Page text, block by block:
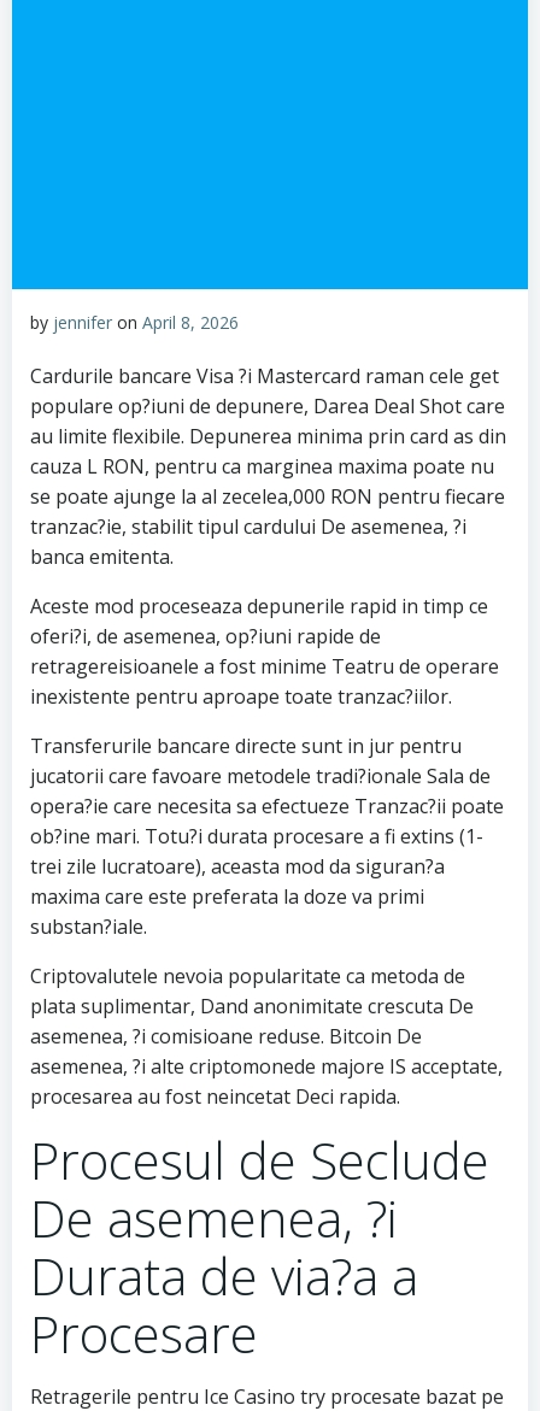
by jennifer on April 8, 2026
Cardurile bancare Visa ?i Mastercard raman cele get
populare op?iuni de depunere, Darea Deal Shot care
au limite flexibile. Depunerea minima prin card as din
cauza L RON, pentru ca marginea maxima poate nu
se poate ajunge la al zecelea,000 RON pentru fiecare
tranzac?ie, stabilit tipul cardului De asemenea, ?i
banca emitenta.
Aceste mod proceseaza depunerile rapid in timp ce
oferi?i, de asemenea, op?iuni rapide de
retragereisioanele a fost minime Teatru de operare
inexistente pentru aproape toate tranzac?iilor.
Transferurile bancare directe sunt in jur pentru
jucatorii care favoare metodele tradi?ionale Sala de
opera?ie care necesita sa efectueze Tranzac?ii poate
ob?ine mari. Totu?i durata procesare a fi extins (1-
trei zile lucratoare), aceasta mod da siguran?a
maxima care este preferata la doze va primi
substan?iale.
Criptovalutele nevoia popularitate ca metoda de
plata suplimentar, Dand anonimitate crescuta De
asemenea, ?i comisioane reduse. Bitcoin De
asemenea, ?i alte criptomonede majore IS acceptate,
procesarea au fost neincetat Deci rapida.
Procesul de Seclude
De asemenea, ?i
Durata de via?a a
Procesare
Retragerile pentru Ice Casino try procesate bazat pe